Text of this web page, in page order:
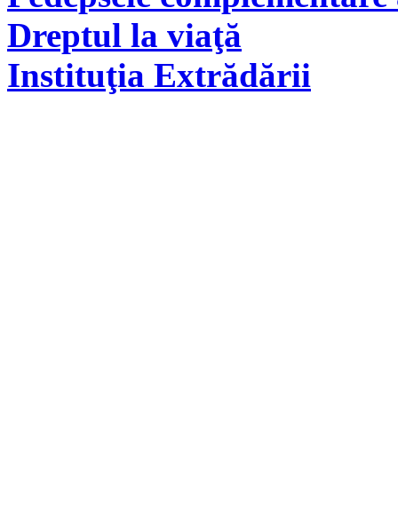
Dreptul la viaţă
Instituţia Extrădării